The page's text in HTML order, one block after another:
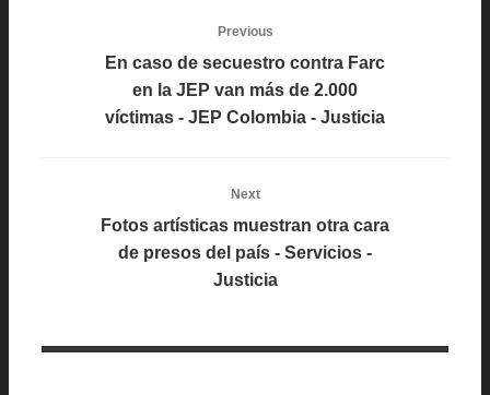
Previous
En caso de secuestro contra Farc
en la JEP van más de 2.000
víctimas - JEP Colombia - Justicia
Next
Fotos artísticas muestran otra cara
de presos del país - Servicios -
Justicia